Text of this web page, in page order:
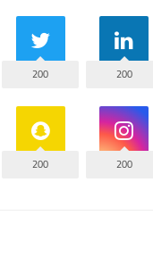
200
200
200
200